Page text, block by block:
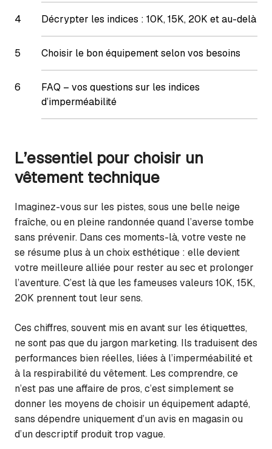
Décrypter les indices : 10K, 15K, 20K et au-delà
Choisir le bon équipement selon vos besoins
FAQ – vos questions sur les indices
d’imperméabilité
L’essentiel pour choisir un
vêtement technique
Imaginez-vous sur les pistes, sous une belle neige
fraîche, ou en pleine randonnée quand l’averse tombe
sans prévenir. Dans ces moments-là, votre veste ne
se résume plus à un choix esthétique : elle devient
votre meilleure alliée pour rester au sec et prolonger
l’aventure. C’est là que les fameuses valeurs 10K, 15K,
20K prennent tout leur sens.
Ces chiffres, souvent mis en avant sur les étiquettes,
ne sont pas que du jargon marketing. Ils traduisent des
performances bien réelles, liées à l’imperméabilité et
à la respirabilité du vêtement. Les comprendre, ce
n’est pas une affaire de pros, c’est simplement se
donner les moyens de choisir un équipement adapté,
sans dépendre uniquement d’un avis en magasin ou
d’un descriptif produit trop vague.